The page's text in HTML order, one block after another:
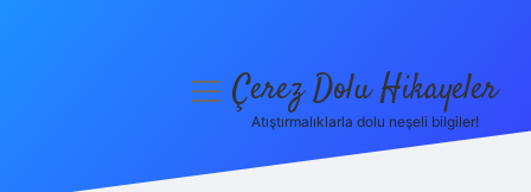
menüyüÇerez Dolu Hikayeler
Atıştırmalıklarla dolu neşeli bilgiler!